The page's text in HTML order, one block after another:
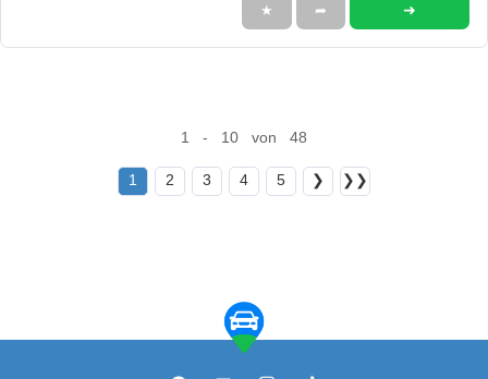
★ ➦ ➜
1 - 10 von 48
1 2 3 4 5 ❯ ❯❯